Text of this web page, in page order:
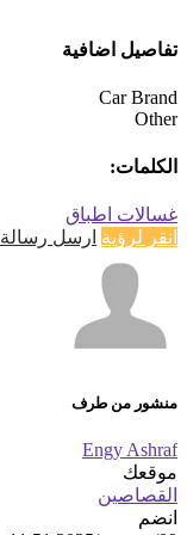
تفاصيل اضافية
Car Brand
Other
الكلمات:
غسالات اطباق
انقر لرؤية ارسل رسالة
منشور من طرف
Engy Ashraf
موقعك
القصاصين
انضم